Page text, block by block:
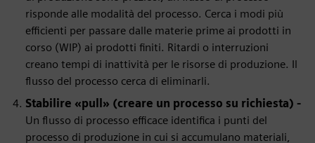
risponde alle modalità del processo. Cerca i modi più
efficienti per passare dalle materie prime ai prodotti in
corso (WIP) ai prodotti finiti. Ritardi o interruzioni
creano tempi di inattività per le risorse di produzione. Il
flusso del processo cerca di eliminarli.
Stabilire «pull» (creare un processo su richiesta) -
Un flusso di processo efficace identifica i punti del
processo di produzione in cui si accumulano materiali,